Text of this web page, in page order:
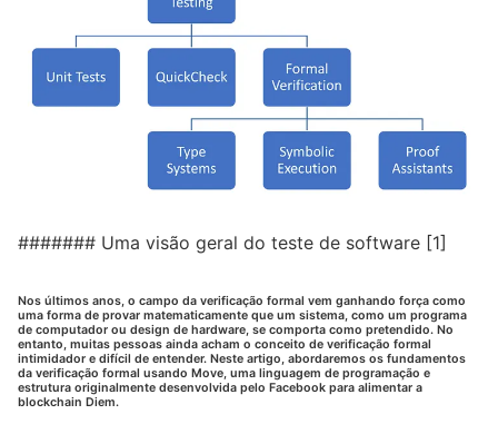
####### Uma visão geral do teste de software [1]
Nos últimos anos, o campo da verificação formal vem ganhando força como
uma forma de provar matematicamente que um sistema, como um programa
de computador ou design de hardware, se comporta como pretendido. No
entanto, muitas pessoas ainda acham o conceito de verificação formal
intimidador e difícil de entender. Neste artigo, abordaremos os fundamentos
da verificação formal usando Move, uma linguagem de programação e
estrutura originalmente desenvolvida pelo Facebook para alimentar a
blockchain Diem.